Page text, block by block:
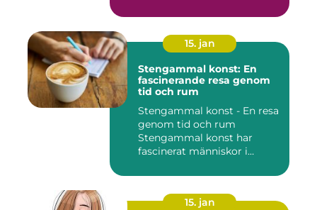
15. jan
Stengammal konst: En
fascinerande resa genom
tid och rum
Stengammal konst - En resa
genom tid och rum
Stengammal konst har
fascinerat människor i
15. jan